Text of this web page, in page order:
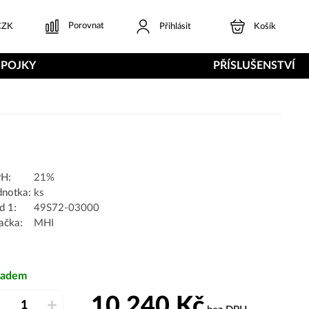
Porovnat Přihlásit Košík
PŘÍSLUŠENSTVÍ
21%
ks
1:
49S72-03000
MHI
+